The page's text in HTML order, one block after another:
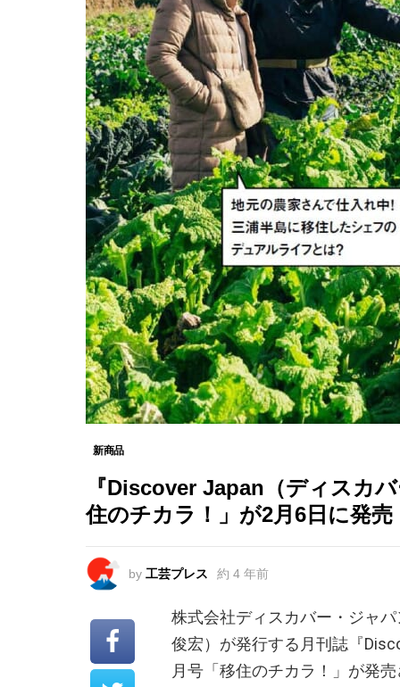
新商品
『Discover Japan（ディスカ
住のチカラ！」が2月6日に発売
by 工芸プレス 約 4 年前
株式会社ディスカバー・ジャ
俊宏）が発行する月刊誌『
月号「移住のチカラ！」が発